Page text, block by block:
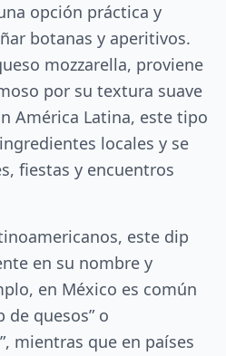
opción práctica y
botanas y aperitivos.
mozzarella, proviene
por su textura suave
América Latina, este tipo
locales y se
fiestas y encuentros
este dip
en su nombre y
en México es común
de quesos” o
mientras que en países